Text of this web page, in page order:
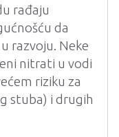
rađaju
da
razvoju. Neke
nitrati u vodi
riziku za
stuba) i drugih